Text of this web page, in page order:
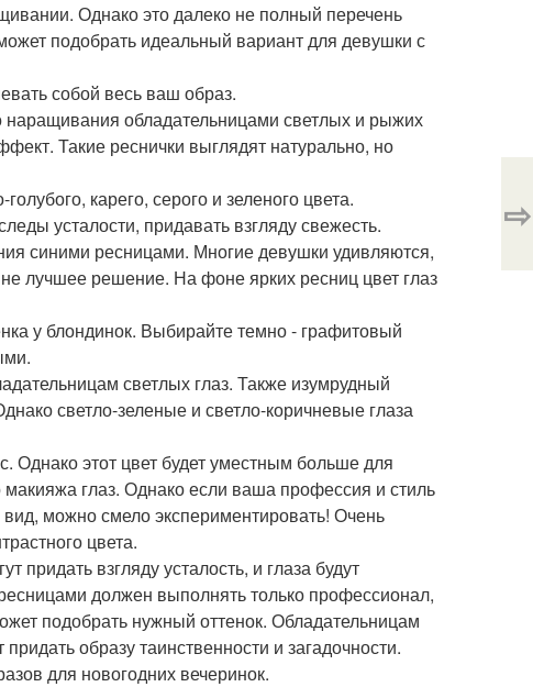
Однако это далеко не полный перечень
подобрать идеальный вариант для девушки с
собой весь ваш образ.
обладательницами светлых и рыжих
Такие реснички выглядят натурально, но
карего, серого и зеленого цвета.
усталости, придавать взгляду свежесть.
синими ресницами. Многие девушки удивляются,
лучшее решение. На фоне ярких ресниц цвет глаз
у блондинок. Выбирайте темно - графитовый
светлых глаз. Также изумрудный
светло-зеленые и светло-коричневые глаза
Однако этот цвет будет уместным больше для
глаз. Однако если ваша профессия и стиль
можно смело экспериментировать! Очень
цвета.
придать взгляду усталость, и глаза будут
должен выполнять только профессионал,
подобрать нужный оттенок. Обладательницам
образу таинственности и загадочности.
для новогодних вечеринок.
⇨